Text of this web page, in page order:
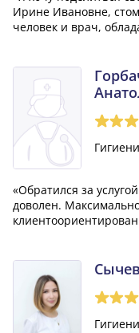
Ирине Ивановне,
человек и врач,
«Обратился за
доволен.
для клиентов,